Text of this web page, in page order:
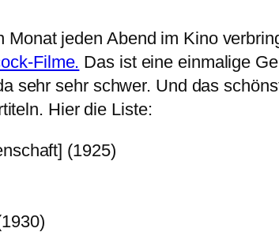
jeden Abend im Kino
Filme. Das ist eine einmalige
sehr sehr schwer. Und das
Hier die Liste:
(1925)